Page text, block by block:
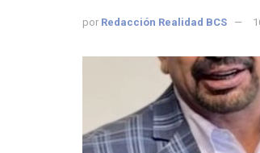
por Redacción Realidad BCS